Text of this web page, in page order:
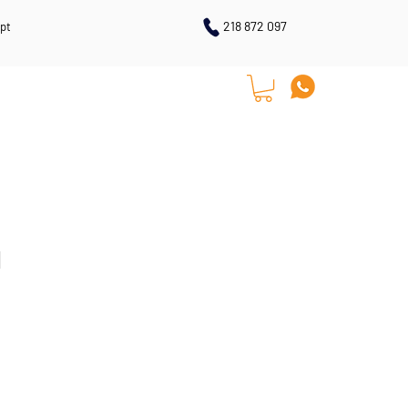
218 872 097